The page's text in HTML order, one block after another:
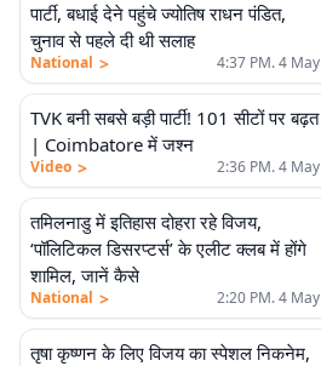
पार्टी, बधाई देने पहुंचे ज्योतिष राधन पंडित,
चुनाव से पहले दी थी सलाह
National > 4:37 PM. 4 May
TVK बनी सबसे बड़ी पार्टी! 101 सीटों पर बढ़त
| Coimbatore में जश्न
Video > 2:36 PM. 4 May
तमिलनाडु में इतिहास दोहरा रहे विजय,
‘पॉलिटिकल डिसरप्टर्स’ के एलीट क्लब में होंगे
शामिल, जानें कैसे
National > 2:20 PM. 4 May
तृषा कृष्णन के लिए विजय का स्पेशल निकनेम,